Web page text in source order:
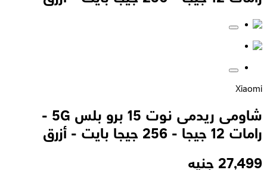
Xiaomi
شاومى ريدمى نوت 15 برو بلس 5G -
رامات 12 جيجا - 256 جيجا بايت - أزرق
27,499 جنيه